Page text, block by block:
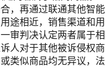
，再通过联通其他智能
途相近，销售渠道和用
审判决认定两者属于相
人对于其他被诉侵权商
类似商品均无异议，法